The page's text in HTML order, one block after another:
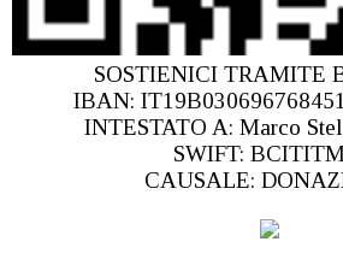
SOSTIENICI TRAMITE
IBAN:
INTESTATO A: Marco
SWIFT:
CAUSALE: